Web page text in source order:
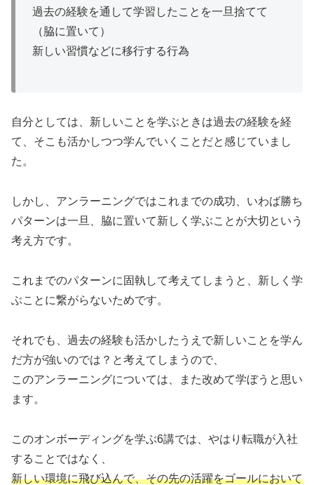
過去の経験を通して学習したことを一旦捨てて
（脇に置いて）
新しい習慣などに移行する行為
自分としては、新しいことを学ぶときは過去の経験を経
て、そこも活かしつつ学んでいくことだと感じていまし
た。
しかし、アンラーニングではこれまでの成功、いわば勝ち
パターンは一旦、脇に置いて新しく学ぶことが大切という
考え方です。
これまでのパターンに固執して考えてしまうと、新しく学
ぶことに繋がらないためです。
それでも、過去の経験も活かしたうえで新しいことを学ん
だ方が強いのでは？と考えてしまうので、
このアンラーニングについては、また改めて学ぼうと思い
ます。
このオンボーディングを学ぶ6講では、やはり転職が入社
することではなく、
新しい環境に飛び込んで、その先の活躍をゴールにおいて